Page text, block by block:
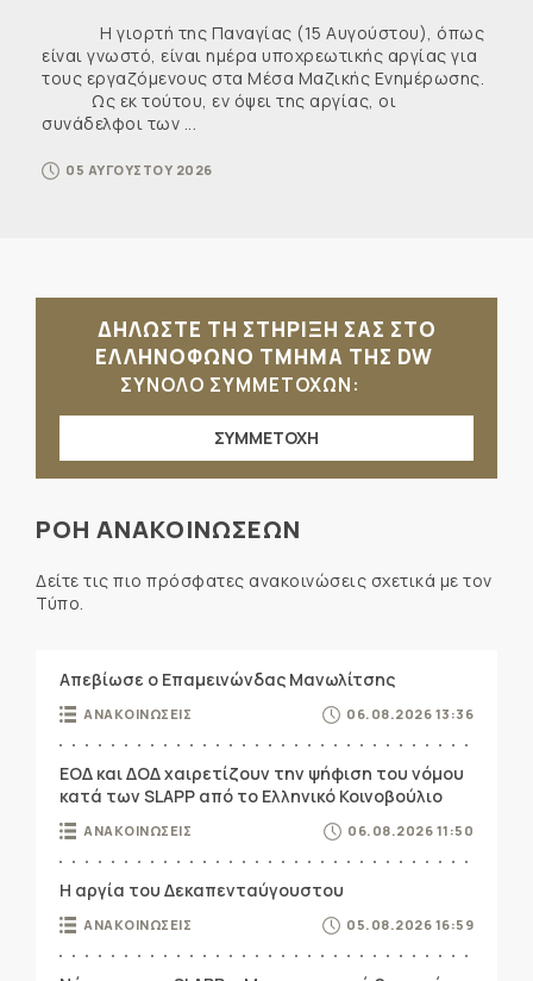
Η γιορτή της Παναγίας (15 Αυγούστου), όπως
είναι γνωστό, είναι ημέρα υποχρεωτικής αργίας για
τους εργαζόμενους στα Μέσα Μαζικής Ενημέρωσης.
Ως εκ τούτου, εν όψει της αργίας, οι
συνάδελφοι των ...
05 ΑΥΓΟΥΣΤΟΥ 2026
ΔΗΛΩΣΤΕ ΤΗ ΣΤΗΡΙΞΗ ΣΑΣ ΣΤΟ
ΕΛΛΗΝΟΦΩΝΟ ΤΜΗΜΑ ΤΗΣ DW
ΣΥΝΟΛΟ ΣΥΜΜΕΤΟΧΩΝ:
ΣΥΜΜΕΤΟΧΗ
ΡΟΗ ΑΝΑΚΟΙΝΩΣΕΩΝ
Δείτε τις πιο πρόσφατες ανακοινώσεις σχετικά με τον
Τύπο.
Απεβίωσε ο Επαμεινώνδας Μανωλίτσης
ΑΝΑΚΟΙΝΩΣΕΙΣ 06.08.2026 13:36
ΕΟΔ και ΔΟΔ χαιρετίζουν την ψήφιση του νόμου
κατά των SLAPP από το Ελληνικό Κοινοβούλιο
ΑΝΑΚΟΙΝΩΣΕΙΣ 06.08.2026 11:50
Η αργία του Δεκαπενταύγουστου
ΑΝΑΚΟΙΝΩΣΕΙΣ 05.08.2026 16:59